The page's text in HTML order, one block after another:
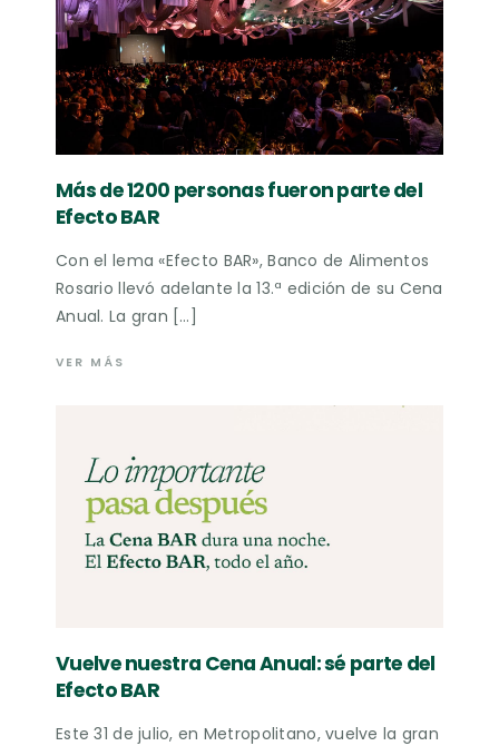
Más de 1200 personas fueron parte del
Efecto BAR
Con el lema «Efecto BAR», Banco de Alimentos
Rosario llevó adelante la 13.ª edición de su Cena
Anual. La gran […]
VER MÁS
Vuelve nuestra Cena Anual: sé parte del
Efecto BAR
Este 31 de julio, en Metropolitano, vuelve la gran